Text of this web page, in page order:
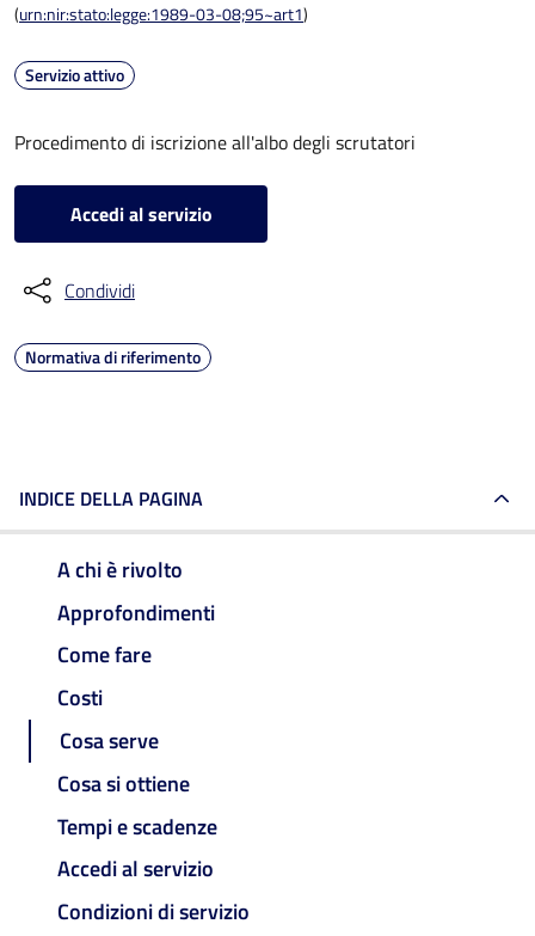
(urn:nir:stato:legge:1989-03-08;95~art1)
Servizio attivo
Procedimento di iscrizione all'albo degli scrutatori
Accedi al servizio
Condividi
Normativa di riferimento
INDICE DELLA PAGINA
A chi è rivolto
Approfondimenti
Come fare
Costi
Cosa serve
Cosa si ottiene
Tempi e scadenze
Accedi al servizio
Condizioni di servizio